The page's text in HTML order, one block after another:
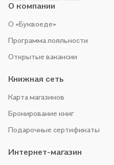
О компании
О «Буквоеде»
Программа лояльности
Открытые вакансии
Книжная сеть
Карта магазинов
Бронирование книг
Подарочные сертификаты
Интернет-магазин